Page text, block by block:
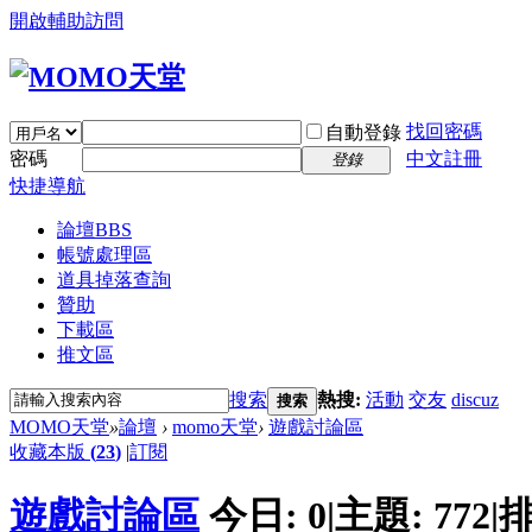
開啟輔助訪問
自動登錄 找回密碼
密碼
登錄
中文註冊
快捷導航
論壇BBS
帳號處理區
道具掉落查詢
贊助
下載區
推文區
搜索 搜索 熱搜: 活動 交友 discuz
MOMO天堂»論壇 › momo天堂› 遊戲討論區
收藏本版 (23) |訂閱
遊戲討論區 今日: 0|主題: 772|